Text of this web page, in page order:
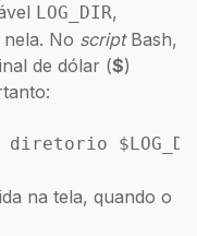
LOG_DIR,
No scriptBash,
de dólar ($)
na tela, quando o